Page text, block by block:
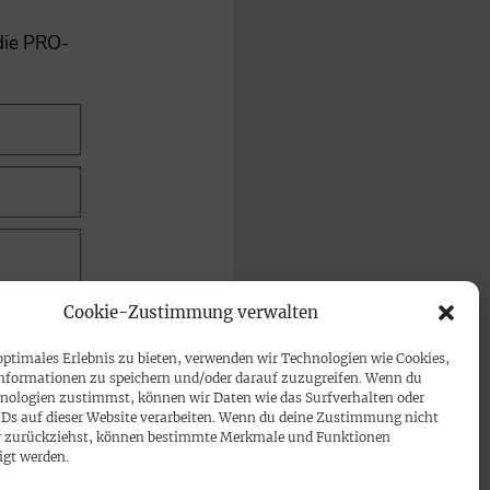
Cookie-Zustimmung verwalten
Erlebnis zu bieten, verwenden wir Technologien wie Cookies,
zu speichern und/oder darauf zuzugreifen. Wenn du
zustimmst, können wir Daten wie das Surfverhalten oder
auf dieser Website verarbeiten. Wenn du deine Zustimmung nicht
zurückziehst, können bestimmte Merkmale und Funktionen
werden.
PRO-